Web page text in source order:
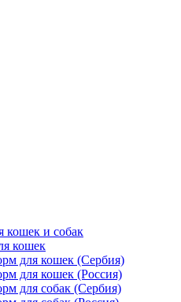
кошек и собак
кошек
для кошек (Сербия)
для кошек (Россия)
для собак (Сербия)